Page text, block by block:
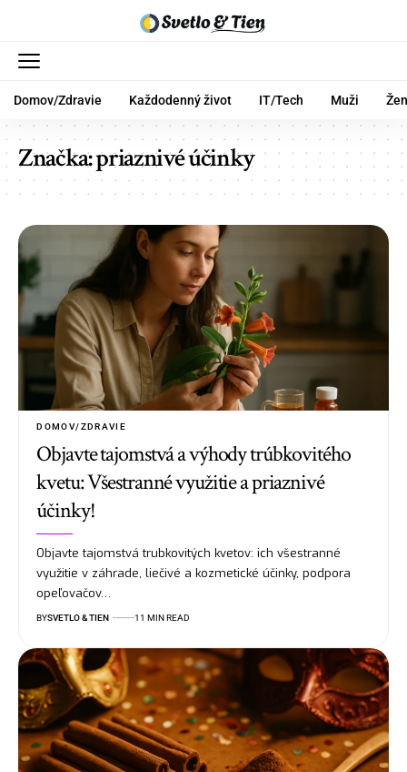
Domov/Zdravie Každodenný život IT/Tech Muži
Značka:priaznivé účinky
DOMOV/ZDRAVIE
Objavte tajomstvá a výhody trúbkovitého
kvetu: Všestranné využitie a priaznivé
účinky!
Objavte tajomstvá trubkovitých kvetov: ich všestranné
využitie v záhrade, liečivé a kozmetické účinky, podpora
opeľovačov…
BYSVETLO & TIEN 11 MIN READ